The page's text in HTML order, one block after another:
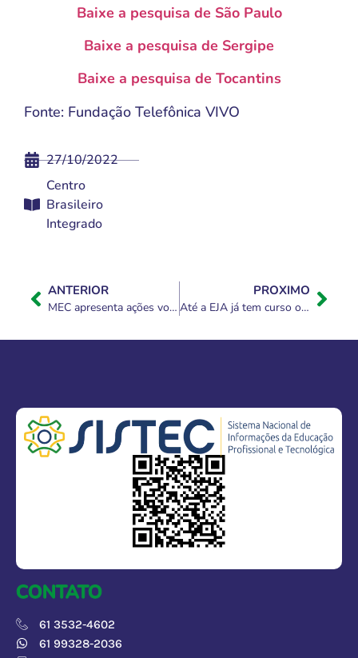
Baixe a pesquisa de São Paulo
Baixe a pesquisa de Sergipe
Baixe a pesquisa de Tocantins
Fonte: Fundação Telefônica VIVO
27/10/2022
Centro
Brasileiro
Integrado
ANTERIOR
MEC apresenta ações voltadas à Educação de Jovens e Adultos para representantes de Angola e do Banco Mundial
PROXIMO
Até a EJA já tem curso on-line com avanço de modelo semipresencial na educação
CONTATO
61 3532-4602
61 99328-2036